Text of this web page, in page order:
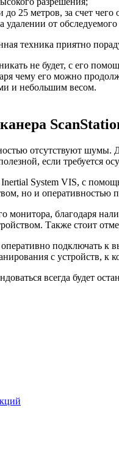
25 метров, за счет чего
от обследуемого
техника приятно
не будет, с его
чему его можно
и небольшим весом.
отсутствуют
если требуется
System VIS, с
но и оперативностью
монитора, благодаря
Также стоит
с устройств, к
всегда будет